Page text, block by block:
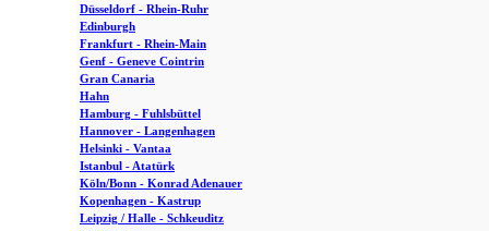
Düsseldorf - Rhein-Ruhr
Edinburgh
Frankfurt - Rhein-Main
Genf - Geneve Cointrin
Gran Canaria
Hahn
Hamburg - Fuhlsbüttel
Hannover - Langenhagen
Helsinki - Vantaa
Istanbul - Atatürk
Köln/Bonn - Konrad Adenauer
Kopenhagen - Kastrup
Leipzig / Halle - Schkeuditz